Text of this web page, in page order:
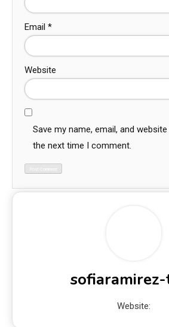
Email *
Website
Save my name, email, and
the next time I comment.
Website: